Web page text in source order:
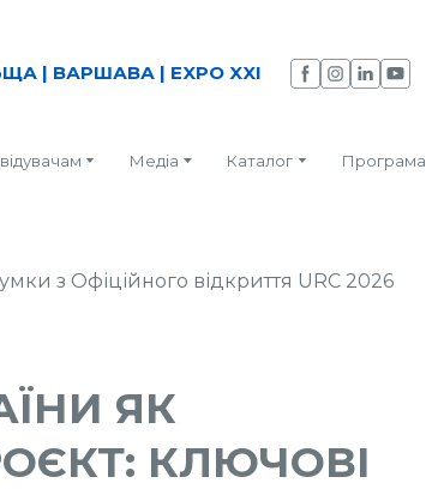
| ВАРШАВА | EXPO XXI
Медіа Каталог Програма
ЯК
КЛЮЧОВІ